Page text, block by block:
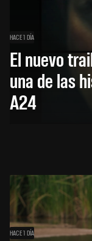
HACE 1 DÍA
El nuevo
una de las
A24
HACE 1 DÍA